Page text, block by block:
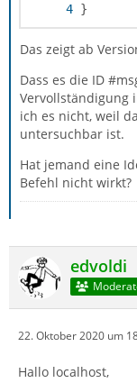
}
Das zeigt ab
Dass es die ID
Vervollständigung
ich es nicht, weil
untersuchbar ist.
Hat jemand eine
Befehl nicht wirkt?
edvoldi
22. Oktober 2020 um
Hallo localhost,